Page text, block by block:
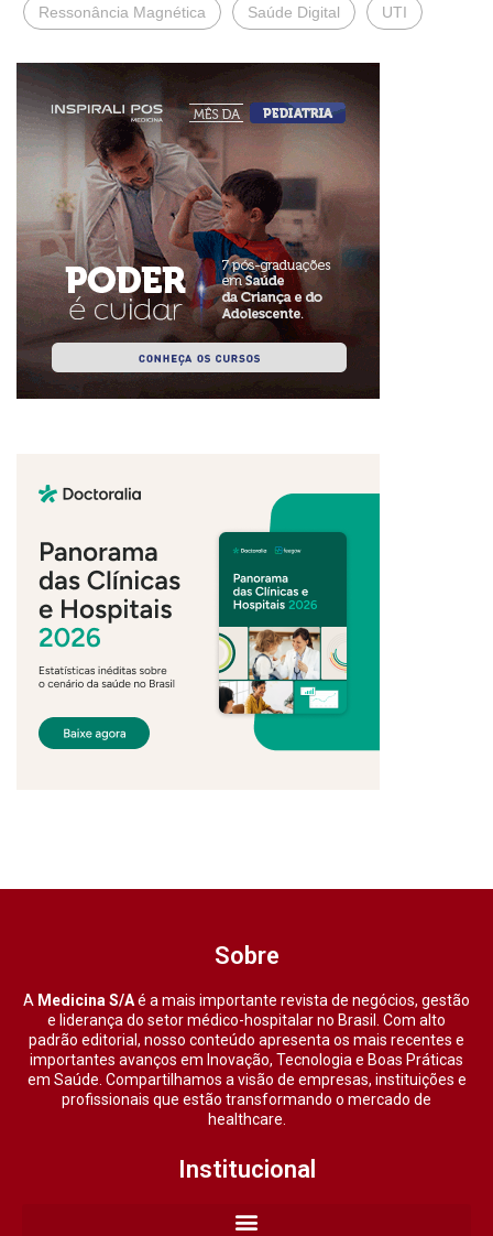
Ressonância Magnética Saúde Digital UTI
Sobre
A Medicina S/Aé a mais importante revista de negócios, gestão
e liderança do setor médico-hospitalar no Brasil. Com alto
padrão editorial, nosso conteúdo apresenta os mais recentes e
importantes avanços em Inovação, Tecnologia e Boas Práticas
em Saúde. Compartilhamos a visão de empresas, instituições e
profissionais que estão transformando o mercado de
healthcare.
Institucional